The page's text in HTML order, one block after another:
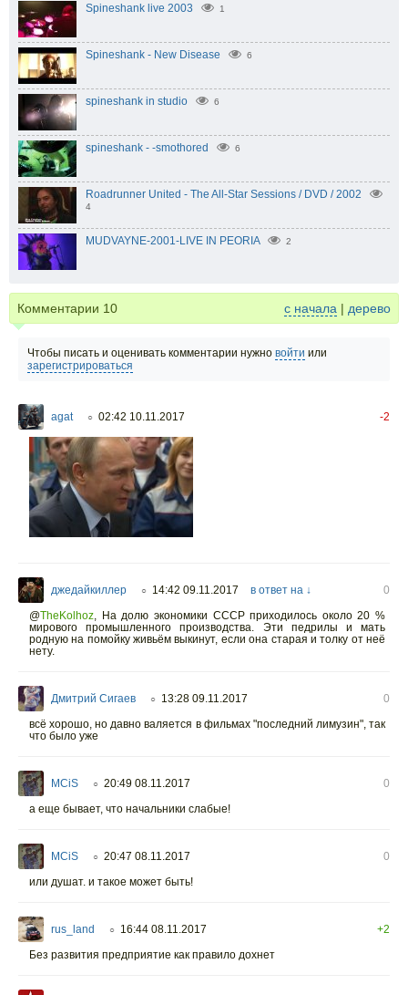
Spineshank live 2003 1
Spineshank - New Disease 6
spineshank in studio 6
spineshank - -smothored 6
Roadrunner United - The All-Star Sessions / DVD / 2002
4
MUDVAYNE-2001-LIVE IN PEORIA 2
Комментарии 10 с начала | дерево
Чтобы писать и оценивать комментарии нужно войти или
зарегистрироваться
agat ○ 02:42 10.11.2017 -2
джедайкиллер ○ 14:42 09.11.2017 в ответ на ↓
0
@TheKolhoz, На долю экономики СССР приходилось около 20 %
мирового промышленного производства. Эти педрилы и мать
родную на помойку живьём выкинут, если она старая и толку от неё
нету.
Дмитрий Сигаев ○ 13:28 09.11.2017
0
всё хорошо, но давно валяется в фильмах "последний лимузин", так
что было уже
MCiS ○ 20:49 08.11.2017
0
а еще бывает, что начальники слабые!
MCiS ○ 20:47 08.11.2017
0
или душат. и такое может быть!
rus_land ○ 16:44 08.11.2017
+2
Без развития предприятие как правило дохнет